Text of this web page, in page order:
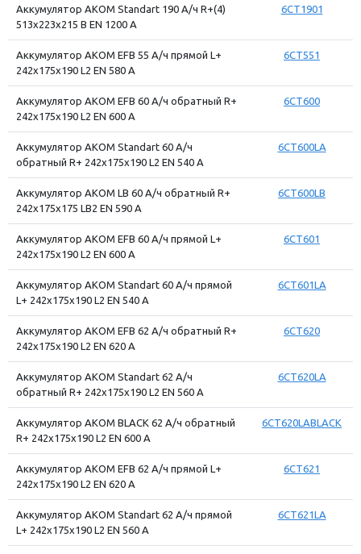
Аккумулятор АКОМ Standart 190 А/ч R+(4)
513x223x215 B EN 1200 А
6CT1901
Аккумулятор АКОМ EFB 55 А/ч прямой L+
242x175x190 L2 EN 580 А
6CT551
Аккумулятор АКОМ EFB 60 А/ч обратный R+
242x175x190 L2 EN 600 А
6CT600
Аккумулятор АКОМ Standart 60 А/ч
обратный R+ 242x175x190 L2 EN 540 А
6CT600LA
Аккумулятор АКОМ LB 60 А/ч обратный R+
242x175x175 LB2 EN 590 А
6CT600LB
Аккумулятор АКОМ EFB 60 А/ч прямой L+
242x175x190 L2 EN 600 А
6CT601
Аккумулятор АКОМ Standart 60 А/ч прямой
L+ 242x175x190 L2 EN 540 А
6CT601LA
Аккумулятор АКОМ EFB 62 А/ч обратный R+
242x175x190 L2 EN 620 А
6CT620
Аккумулятор АКОМ Standart 62 А/ч
обратный R+ 242x175x190 L2 EN 560 А
6CT620LA
Аккумулятор АКОМ BLACK 62 А/ч обратный
R+ 242x175x190 L2 EN 600 А
6CT620LABLACK
Аккумулятор АКОМ EFB 62 А/ч прямой L+
242x175x190 L2 EN 620 А
6CT621
Аккумулятор АКОМ Standart 62 А/ч прямой
L+ 242x175x190 L2 EN 560 А
6CT621LA